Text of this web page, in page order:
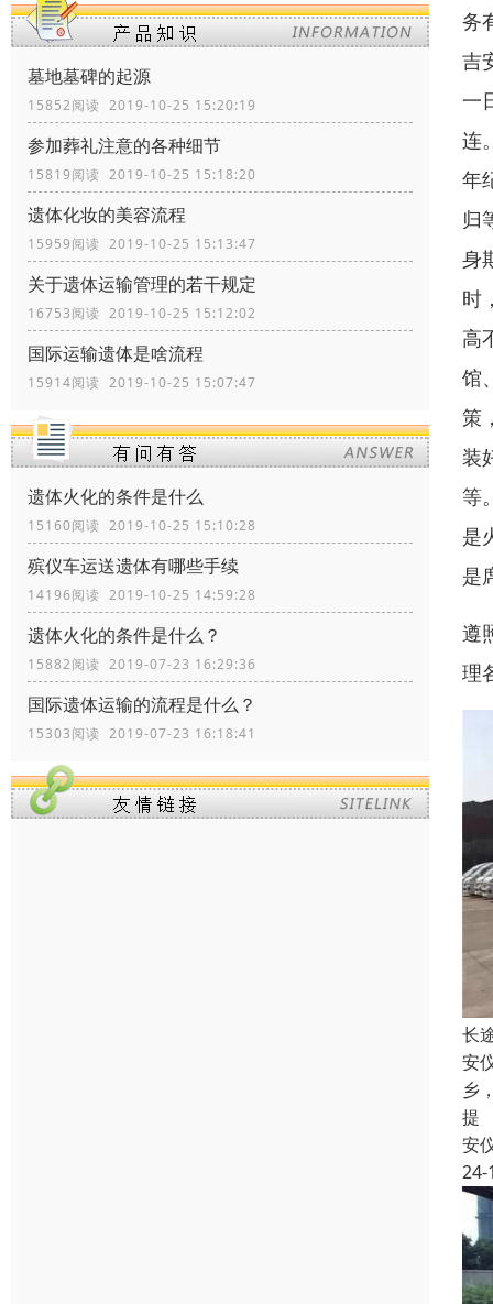
墓地墓碑的起源
15852阅读 2019-10-25 15:20:19
参加葬礼注意的各种细节
15819阅读 2019-10-25 15:18:20
遗体化妆的美容流程
15959阅读 2019-10-25 15:13:47
关于遗体运输管理的若干规定
16753阅读 2019-10-25 15:12:02
国际运输遗体是啥流程
15914阅读 2019-10-25 15:07:47
遗体火化的条件是什么
15160阅读 2019-10-25 15:10:28
殡仪车运送遗体有哪些手续
14196阅读 2019-10-25 14:59:28
遗体火化的条件是什么？
15882阅读 2019-07-23 16:29:36
国际遗体运输的流程是什么？
15303阅读 2019-07-23 16:18:41
务
吉
一
连
年
归
身
时
高
馆
策
装
等
是
是
遵
理
长
安
乡
提
安
24-